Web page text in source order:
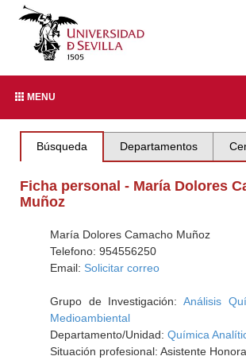
MENU
Búsqueda Departamentos
Ficha personal - María Dolores
Muñoz
María Dolores Camacho Muñoz
Telefono: 954556250
Email: Solicitar correo
Grupo de Investigación: Análisis
Medioambiental
Departamento/Unidad: Química
Situación profesional: Asistente